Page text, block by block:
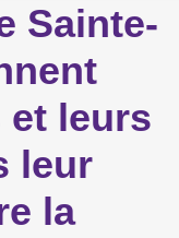
Sainte-
leurs
leur
la